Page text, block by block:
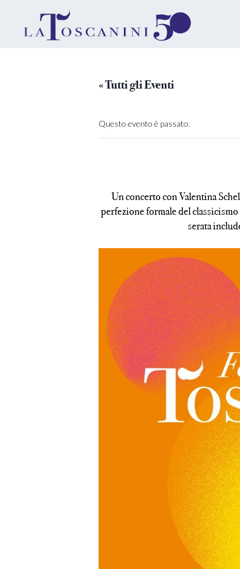
« Tutti gli Eventi
Questo evento è passato.
Un concerto con Valentina
perfezione formale del
serata